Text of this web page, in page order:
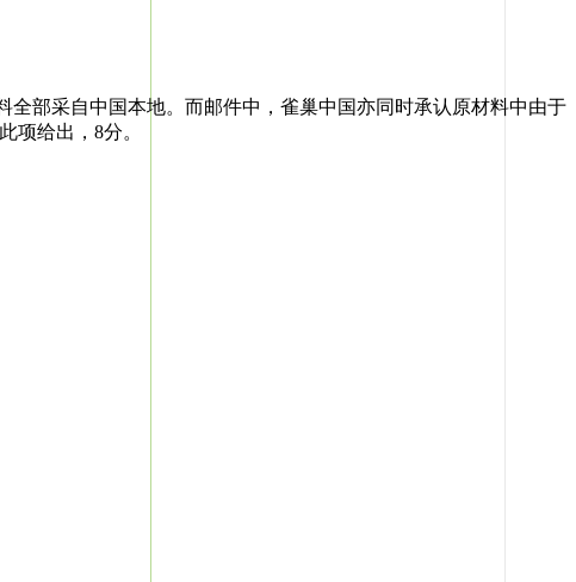
部采自中国本地。而邮件中，雀巢中国亦同时承认原材料中由于
项给出，8分。